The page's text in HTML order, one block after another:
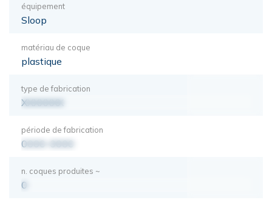
équipement
Sloop
matériau de coque
plastique
type de fabrication
XXXXXXX
période de fabrication
0000-0000
n. coques produites ~
0